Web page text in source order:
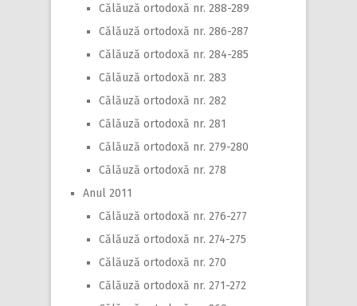
Călăuză ortodoxă nr. 288-289
Călăuză ortodoxă nr. 286-287
Călăuză ortodoxă nr. 284-285
Călăuză ortodoxă nr. 283
Călăuză ortodoxă nr. 282
Călăuză ortodoxă nr. 281
Călăuză ortodoxă nr. 279-280
Călăuză ortodoxă nr. 278
Anul 2011
Călăuză ortodoxă nr. 276-277
Călăuză ortodoxă nr. 274-275
Călăuză ortodoxă nr. 270
Călăuză ortodoxă nr. 271-272